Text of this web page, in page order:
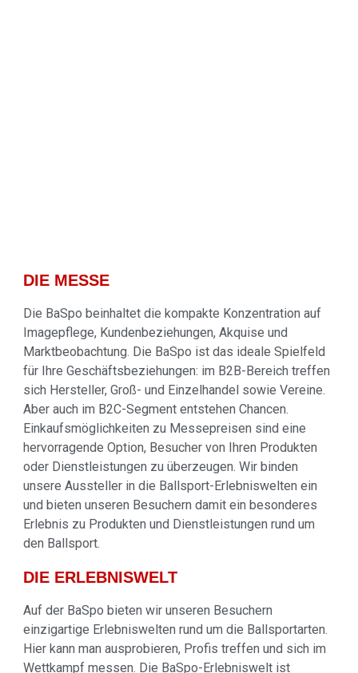
DIE MESSE
Die BaSpo beinhaltet die kompakte Konzentration auf
Imagepflege, Kundenbeziehungen, Akquise und
Marktbeobachtung. Die BaSpo ist das ideale Spielfeld
für Ihre Geschäftsbeziehungen: im B2B-Bereich treffen
sich Hersteller, Groß- und Einzelhandel sowie Vereine.
Aber auch im B2C-Segment entstehen Chancen.
Einkaufsmöglichkeiten zu Messepreisen sind eine
hervorragende Option, Besucher von Ihren Produkten
oder Dienstleistungen zu überzeugen. Wir binden
unsere Aussteller in die Ballsport-Erlebniswelten ein
und bieten unseren Besuchern damit ein besonderes
Erlebnis zu Produkten und Dienstleistungen rund um
den Ballsport.
DIE ERLEBNISWELT
Auf der BaSpo bieten wir unseren Besuchern
einzigartige Erlebniswelten rund um die Ballsportarten.
Hier kann man ausprobieren, Profis treffen und sich im
Wettkampf messen. Die BaSpo-Erlebniswelt ist